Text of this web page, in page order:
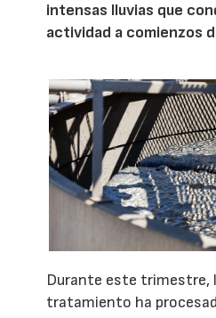
intensas lluvias que
actividad a comienzos
Durante este trimestre,
tratamiento ha